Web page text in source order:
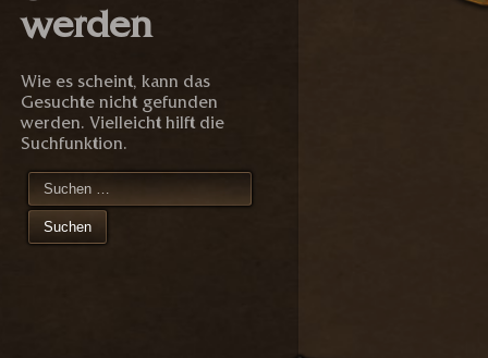
werden
Wie es scheint, kann das
Gesuchte nicht gefunden
werden. Vielleicht hilft die
Suchfunktion.
Suchen
nach: